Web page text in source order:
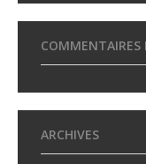
COMMENTAIRES
ARCHIVES